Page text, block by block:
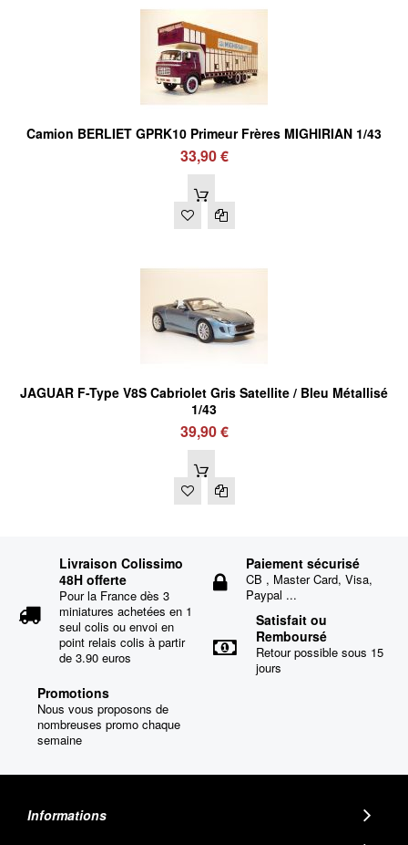
Camion BERLIET GPRK10 Primeur Frères MIGHIRIAN 1/43
33,90 €
JAGUAR F-Type V8S Cabriolet Gris Satellite / Bleu Métallisé
1/43
39,90 €
Livraison Colissimo
48H offerte
Pour la France dès 3
miniatures achetées en 1
seul colis ou envoi en
point relais colis à partir
de 3.90 euros
Paiement sécurisé
CB , Master Card, Visa,
Paypal ...
Satisfait ou
Remboursé
Retour possible sous 15
jours
Promotions
Nous vous proposons de
nombreuses promo chaque
semaine
Informations